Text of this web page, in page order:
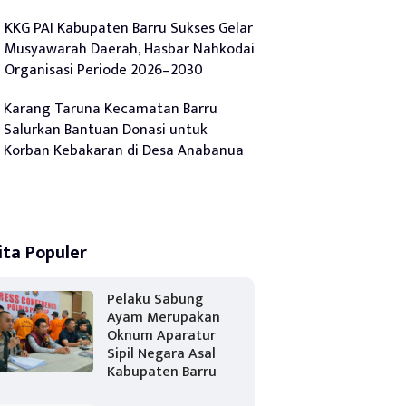
KKG PAI Kabupaten Barru Sukses Gelar
Musyawarah Daerah, Hasbar Nahkodai
Organisasi Periode 2026–2030
Karang Taruna Kecamatan Barru
Salurkan Bantuan Donasi untuk
Korban Kebakaran di Desa Anabanua
Populer
Pelaku Sabung
Ayam Merupakan
Oknum Aparatur
Sipil Negara Asal
Kabupaten Barru